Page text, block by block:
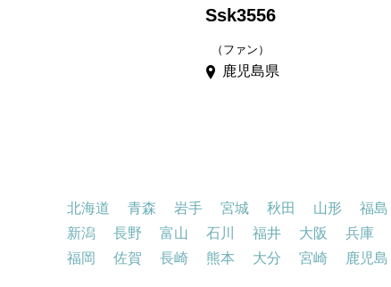
Ssk3556
（ファン）
鹿児島県
北海道 青森 岩手 宮城 秋田 山形 福島
新潟
長野 富山 石川 福井 大阪 兵庫
福岡
佐賀 長崎 熊本 大分 宮崎 鹿児島